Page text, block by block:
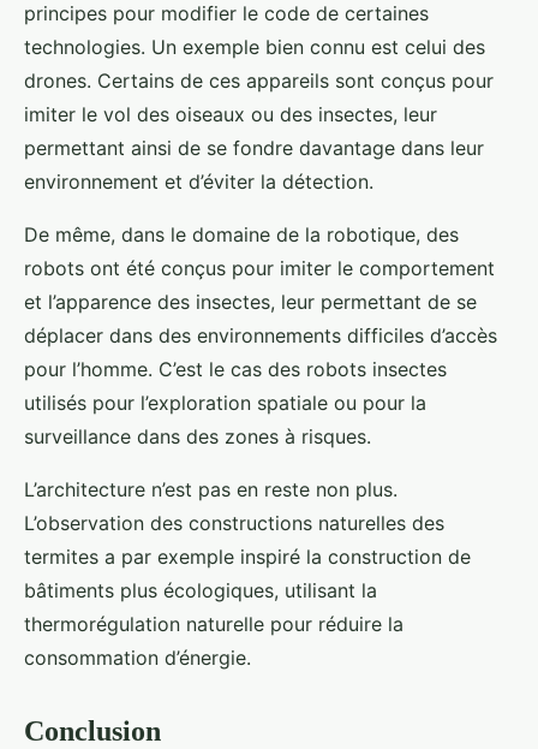
principes pour modifier le code de certaines
technologies. Un exemple bien connu est celui des
drones. Certains de ces appareils sont conçus pour
imiter le vol des oiseaux ou des insectes, leur
permettant ainsi de se fondre davantage dans leur
environnement et d’éviter la détection.
De même, dans le domaine de la robotique, des
robots ont été conçus pour imiter le comportement
et l’apparence des insectes, leur permettant de se
déplacer dans des environnements difficiles d’accès
pour l’homme. C’est le cas des robots insectes
utilisés pour l’exploration spatiale ou pour la
surveillance dans des zones à risques.
L’architecture n’est pas en reste non plus.
L’observation des constructions naturelles des
termites a par exemple inspiré la construction de
bâtiments plus écologiques, utilisant la
thermorégulation naturelle pour réduire la
consommation d’énergie.
Conclusion